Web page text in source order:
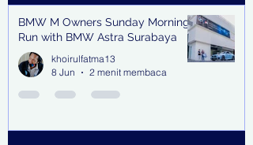
BMW M Owners Sunday Morning
Run with BMW Astra Surabaya
khoirulfatma13
8 Jun
2 menit membaca